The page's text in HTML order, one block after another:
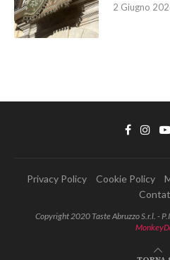
2 Giugno
Privacy Policy Cookie Policy
Copyright 2020 Taste Abruzzo S.r.l. -
Chatta con